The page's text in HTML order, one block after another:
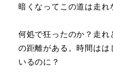
暗くなってこの道は走れ
何処で狂ったのか？走れ
の距離がある。時間は
いるのに？